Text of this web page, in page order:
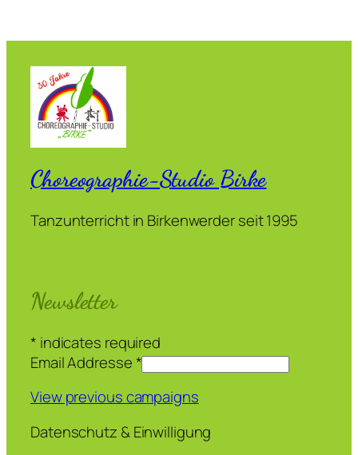
Choreographie-Studio Birke
Tanzunterricht in Birkenwerder seit 1995
Newsletter
* indicates required
Email Addresse*
View previous campaigns
Datenschutz & Einwilligung